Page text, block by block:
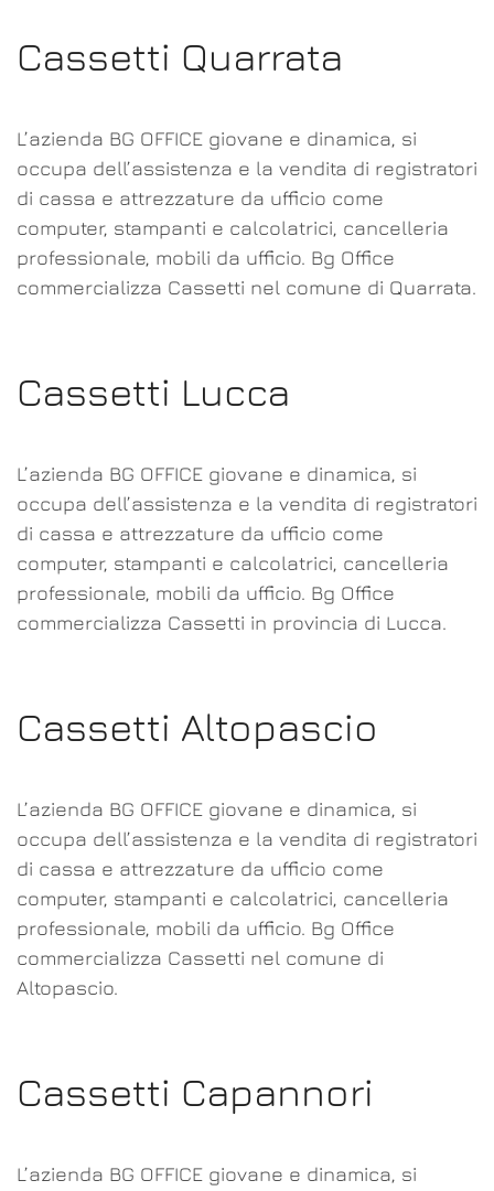
Cassetti Quarrata
L’azienda BG OFFICE giovane e dinamica, si
occupa dell’assistenza e la vendita di registratori
di cassa e attrezzature da ufficio come
computer, stampanti e calcolatrici, cancelleria
professionale, mobili da ufficio. Bg Office
commercializza Cassetti nel comune di Quarrata.
Cassetti Lucca
L’azienda BG OFFICE giovane e dinamica, si
occupa dell’assistenza e la vendita di registratori
di cassa e attrezzature da ufficio come
computer, stampanti e calcolatrici, cancelleria
professionale, mobili da ufficio. Bg Office
commercializza Cassetti in provincia di Lucca.
Cassetti Altopascio
L’azienda BG OFFICE giovane e dinamica, si
occupa dell’assistenza e la vendita di registratori
di cassa e attrezzature da ufficio come
computer, stampanti e calcolatrici, cancelleria
professionale, mobili da ufficio. Bg Office
commercializza Cassetti nel comune di
Altopascio.
Cassetti Capannori
L’azienda BG OFFICE giovane e dinamica, si